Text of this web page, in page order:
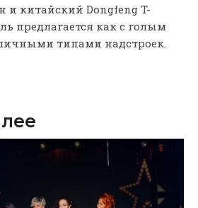
и китайский Dongfeng T-
предлагается как с голым
типами надстроек.